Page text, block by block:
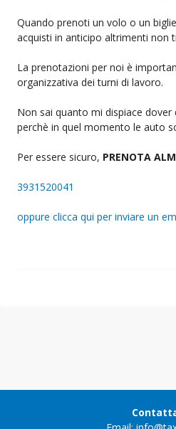
Quando prenoti un volo o un
acquisti in anticipo altrimenti non
La prenotazioni per noi è
organizzativa dei turni di lavoro.
Non sai quanto mi dispiace
perchè in quel momento le auto
Per essere sicuro, PRENOTA
3931520041
oppure clicca qui per inviare un